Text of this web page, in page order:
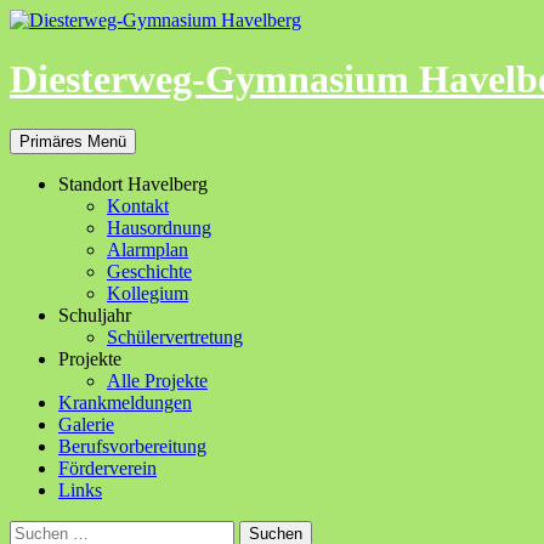
Zum
springen
Diesterweg-Gymnasium
Suchen
Primäres Menü
Standort Havelberg
Kontakt
Hausordnung
Alarmplan
Geschichte
Kollegium
Schuljahr
Schülervertretung
Projekte
Alle Projekte
Krankmeldungen
Galerie
Berufsvorbereitung
Förderverein
Links
Suchen